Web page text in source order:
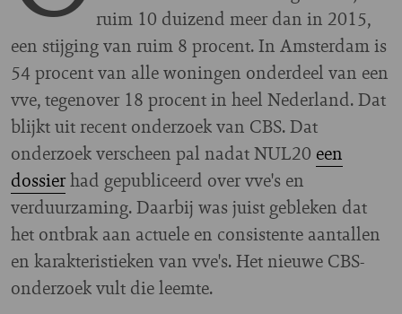
ruim 10 duizend meer dan in 2015,
een stijging van ruim 8 procent. In Amsterdam is
54 procent van alle woningen onderdeel van een
vve, tegenover 18 procent in heel Nederland. Dat
blijkt uit recent onderzoek van CBS. Dat
onderzoek verscheen pal nadat NUL20 een
dossierhad gepubliceerd over vve's en
verduurzaming. Daarbij was juist gebleken dat
het ontbrak aan actuele en consistente aantallen
en karakteristieken van vve's. Het nieuwe CBS-
onderzoek vult die leemte.